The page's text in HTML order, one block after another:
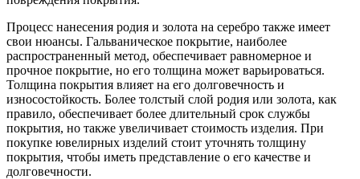
Процесс нанесения родия и золота на серебро также имеет
свои нюансы. Гальваническое покрытие, наиболее
распространенный метод, обеспечивает равномерное и
прочное покрытие, но его толщина может варьироваться.
Толщина покрытия влияет на его долговечность и
износостойкость. Более толстый слой родия или золота, как
правило, обеспечивает более длительный срок службы
покрытия, но также увеличивает стоимость изделия. При
покупке ювелирных изделий стоит уточнять толщину
покрытия, чтобы иметь представление о его качестве и
долговечности.